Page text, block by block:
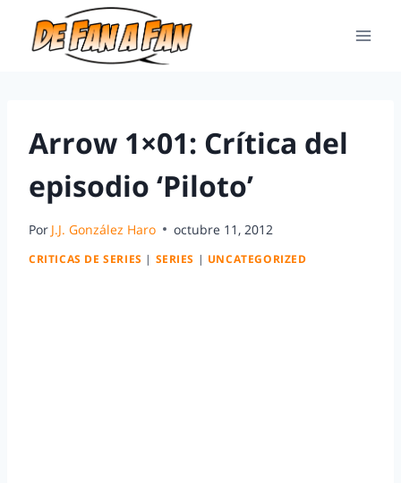
Arrow 1×01: Crítica del
episodio ‘Piloto’
Por J.J. González Haro octubre 11, 2012
CRITICAS DE SERIES | SERIES | UNCATEGORIZED